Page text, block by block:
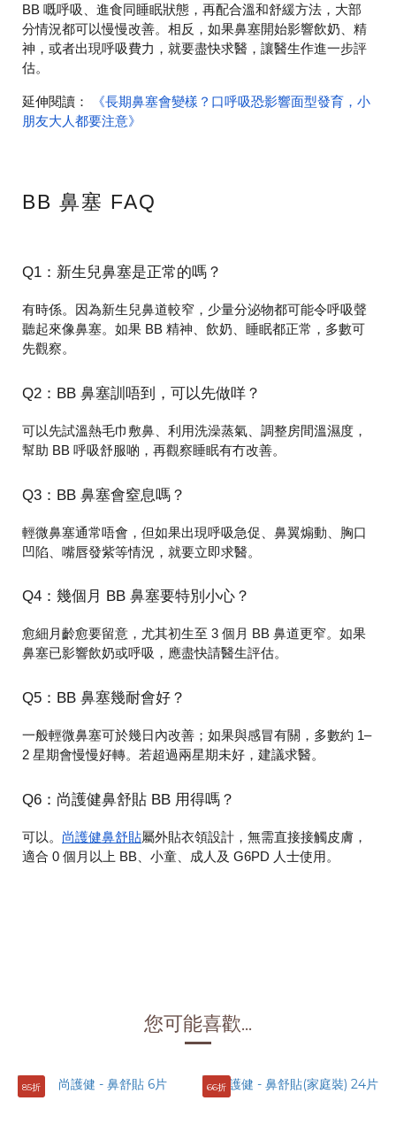
BB 嘅呼吸、進食同睡眠狀態，再配合溫和舒緩方法，大部
分情況都可以慢慢改善。相反，如果鼻塞開始影響飲奶、精
神，或者出現呼吸費力，就要盡快求醫，讓醫生作進一步評
估。
延伸閱讀：
《長期鼻塞會變樣？口呼吸恐影響面型發育，小
朋友大人都要注意》
BB 鼻塞 FAQ
Q1：新生兒鼻塞是正常的嗎？
有時係。因為新生兒鼻道較窄，少量分泌物都可能令呼吸聲
聽起來像鼻塞。如果 BB 精神、飲奶、睡眠都正常，多數可
先觀察。
Q2：BB 鼻塞訓唔到，可以先做咩？
可以先試溫熱毛巾敷鼻、利用洗澡蒸氣、調整房間溫濕度，
幫助 BB 呼吸舒服啲，再觀察睡眠有冇改善。
Q3：BB 鼻塞會窒息嗎？
輕微鼻塞通常唔會，但如果出現呼吸急促、鼻翼煽動、胸口
凹陷、嘴唇發紫等情況，就要立即求醫。
Q4：幾個月 BB 鼻塞要特別小心？
愈細月齡愈要留意，尤其初生至 3 個月 BB 鼻道更窄。如果
鼻塞已影響飲奶或呼吸，應盡快請醫生評估。
Q5：BB 鼻塞幾耐會好？
一般輕微鼻塞可於幾日內改善；如果與感冒有關，多數約 1–
2 星期會慢慢好轉。若超過兩星期未好，建議求醫。
Q6：尚護健鼻舒貼 BB 用得嗎？
可以。 尚護健鼻舒貼屬外貼衣領設計，無需直接接觸皮膚，
適合 0 個月以上 BB、小童、成人及 G6PD 人士使用。
您可能喜歡...
85折 66折